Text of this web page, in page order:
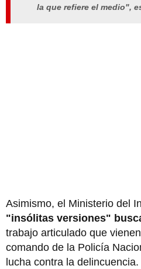
la que refiere el medio",
Asimismo, el Ministerio del
"insólitas versiones"
trabajo articulado que
comando de la Policía
lucha contra la delincuencia.